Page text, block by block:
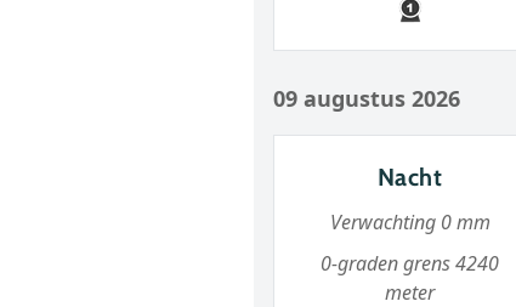
09 augustus 2026
Nacht
Verwachting 0 mm
0-graden grens 4240
meter